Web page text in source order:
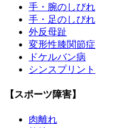
手・腕のしびれ
手・足のしびれ
外反母趾
変形性膝関節症
ドケルバン病
シンスプリント
【スポーツ障害】
肉離れ